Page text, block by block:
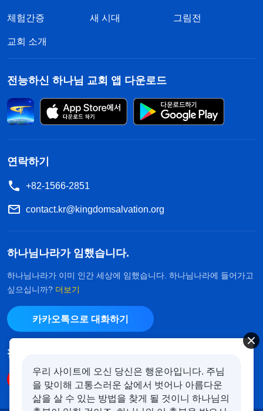
체험간증 새 시대 그림전
교회 소개
전능하신 하나님 교회 앱 다운로드
연락하기
+82-1566-2851
contact.kr@kingdomsalvation.org
하나님나라가 임했습니다.
하나님나라가 이미 인간 세상에 임했습니다. 하나님나라에 들어가고
싶으십니까? 더보기
카카오톡으로 대화하기
팔로우하기
우리 사이트에 오신 당신은 행운아입니다. 주님
을 맞이해 고통스러운 삶에서 벗어나 아름다운
삶을 살 수 있는 방법을 찾게 될 것이니 하나님의